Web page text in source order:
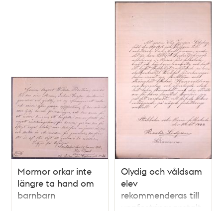
Mormor orkar inte
längre ta hand om
barnbarn
Olydig och våldsam
elev
rekommenderas till
uppfostringsanstalt